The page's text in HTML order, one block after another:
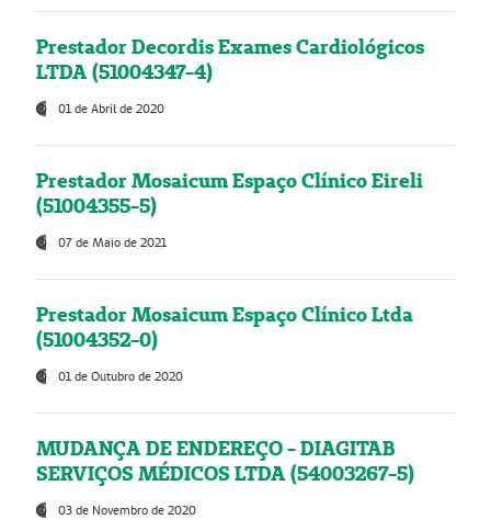
Prestador Decordis Exames Cardiológicos
LTDA (51004347-4)
01 de Abril de 2020
Prestador Mosaicum Espaço Clínico Eireli
(51004355-5)
07 de Maio de 2021
Prestador Mosaicum Espaço Clínico Ltda
(51004352-0)
01 de Outubro de 2020
MUDANÇA DE ENDEREÇO - DIAGITAB
SERVIÇOS MÉDICOS LTDA (54003267-5)
03 de Novembro de 2020